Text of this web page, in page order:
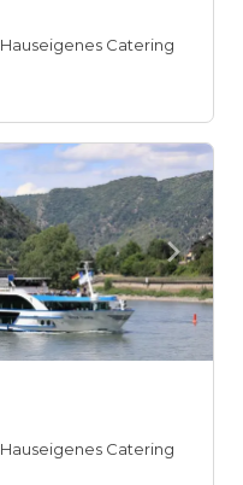
Hauseigenes Catering
Hauseigenes Catering